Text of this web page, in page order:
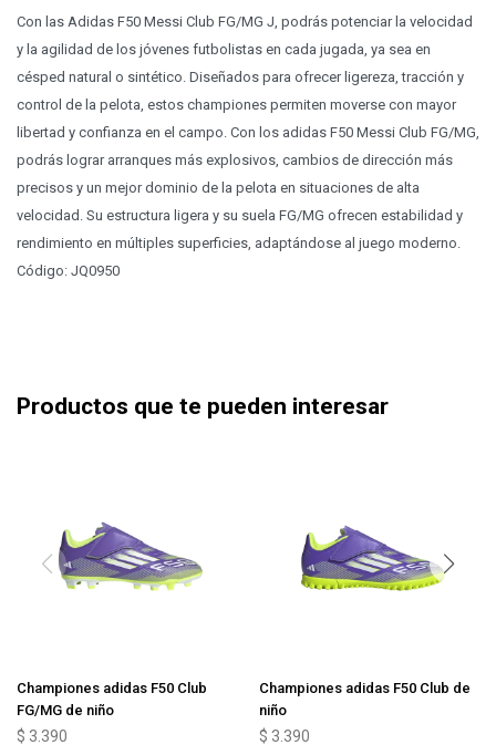
Con las Adidas F50 Messi Club FG/MG J, podrás potenciar la velocidad
y la agilidad de los jóvenes futbolistas en cada jugada, ya sea en
césped natural o sintético. Diseñados para ofrecer ligereza, tracción y
control de la pelota, estos championes permiten moverse con mayor
libertad y confianza en el campo. Con los adidas F50 Messi Club FG/MG,
podrás lograr arranques más explosivos, cambios de dirección más
precisos y un mejor dominio de la pelota en situaciones de alta
velocidad. Su estructura ligera y su suela FG/MG ofrecen estabilidad y
rendimiento en múltiples superficies, adaptándose al juego moderno.
Código: JQ0950
Productos que te pueden interesar
Championes adidas F50 Club
FG/MG de niño
$ 3.390
Championes adidas F50 Club de
niño
$ 3.390